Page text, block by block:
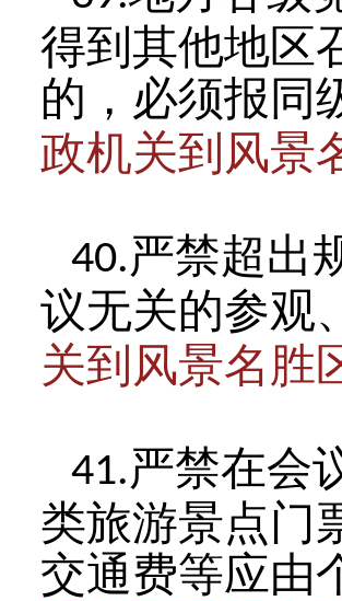
得到其他地区
的，必须报同
政机关到风景
40.严禁超出
议无关的参观
关到风景名胜
41.严禁在会
类旅游景点门
交通费等应由